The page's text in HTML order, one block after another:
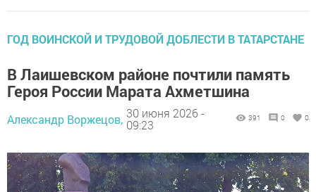
ГОД ВОИНСКОЙ И ТРУДОВОЙ ДОБЛЕСТИ В ТАТАРСТАНЕ
В Лаишевском районе почтили память
Героя России Марата Ахметшина
Александр Воржецов, 30 июня 2026 -
09:23
391 0 0